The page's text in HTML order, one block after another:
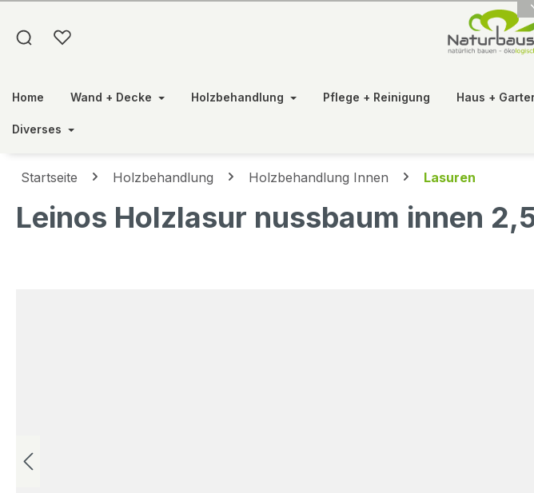
Home Wand + Decke Holzbehandlung Pflege + Reinigung Haus +
Diverses
Startseite Holzbehandlung Holzbehandlung Innen Lasuren
Leinos Holzlasur nussbaum innen